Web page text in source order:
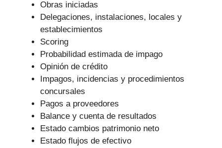
Obras iniciadas
Delegaciones, instalaciones, locales y
establecimientos
Scoring
Probabilidad estimada de impago
Opinión de crédito
Impagos, incidencias y procedimientos
concursales
Pagos a proveedores
Balance y cuenta de resultados
Estado cambios patrimonio neto
Estado flujos de efectivo